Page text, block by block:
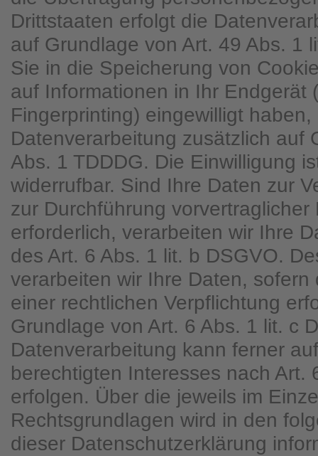
Drittstaaten erfolgt die
auf Grundlage von Art. 49 Abs. 1
Sie in die Speicherung von
auf Informationen in Ihr Endgerät
Fingerprinting) eingewilligt
Datenverarbeitung zusätzlich auf
Abs. 1 TDDDG. Die Einwilligung
widerrufbar. Sind Ihre Daten zur
zur Durchführung vorvertraglicher
erforderlich, verarbeiten wir Ihre
des Art. 6 Abs. 1 lit. b DSGVO.
verarbeiten wir Ihre Daten, sofern
einer rechtlichen Verpflichtung
Grundlage von Art. 6 Abs. 1 lit. c
Datenverarbeitung kann ferner
berechtigten Interesses nach Art.
erfolgen. Über die jeweils im
Rechtsgrundlagen wird in den
dieser Datenschutzerklärung